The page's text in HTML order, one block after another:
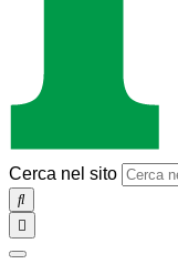
Cerca nel sito
SEARCH
Toggle
navigation
chiudi